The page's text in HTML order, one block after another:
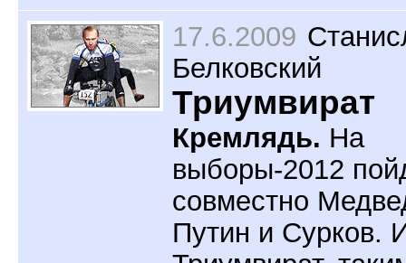
17.6.2009
Белковский
Триумвират
Кремлядь. На
выборы-2012
совместно
Путин и Сурков.